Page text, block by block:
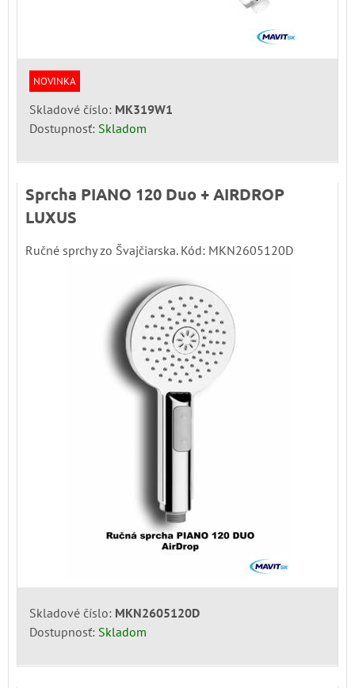
NOVINKA
Skladové číslo: MK319W1
Dostupnosť: Skladom
Sprcha PIANO 120 Duo + AIRDROP
LUXUS
Ručné sprchy zo Švajčiarska. Kód: MKN2605120D
Skladové číslo: MKN2605120D
Dostupnosť: Skladom